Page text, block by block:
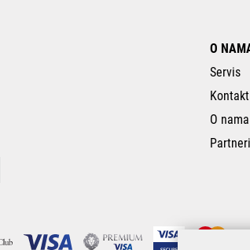
O
Servis
Kontakt
O nama
Partneri